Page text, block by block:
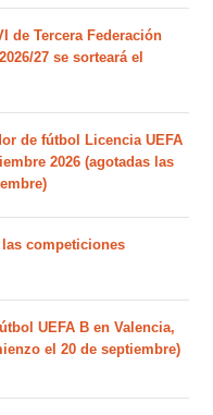
de Tercera Federación
27 se sorteará el
de fútbol Licencia UEFA
2026 (agotadas las
competiciones
UEFA B en Valencia,
el 20 de septiembre)